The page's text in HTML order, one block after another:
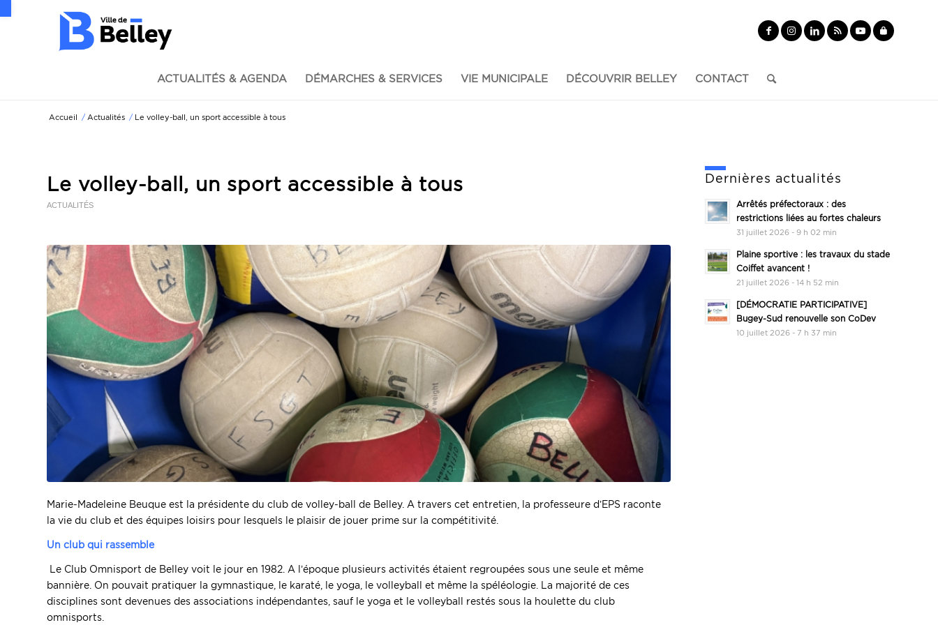
ACTUALITÉS & AGENDA DÉMARCHES & SERVICES VIE MUNICIPALE DÉCOUVRIR BELLEY CONTACT
Accueil / Actualités / Le volley-ball, un sport accessible à tous
Le volley-ball, un sport accessible à tous
ACTUALITÉS
Marie-Madeleine Beuque est la présidente du club de volley-ball de Belley. A travers cet entretien, la professeure d’EPS raconte
la vie du club et des équipes loisirs pour lesquels le plaisir de jouer prime sur la compétitivité.
Un club qui rassemble
Le Club Omnisport de Belley voit le jour en 1982. A l’époque plusieurs activités étaient regroupées sous une seule et même
bannière. On pouvait pratiquer la gymnastique, le karaté, le yoga, le volleyball et même la spéléologie. La majorité de ces
disciplines sont devenues des associations indépendantes, sauf le yoga et le volleyball restés sous la houlette du club
omnisports.
Dernières actualités
Arrêtés préfectoraux : des
restrictions liées au fortes chaleurs
31 juillet 2026 - 9 h 02 min
Plaine sportive : les travaux du stade
Coiffet avancent !
21 juillet 2026 - 14 h 52 min
[DÉMOCRATIE PARTICIPATIVE]
Bugey-Sud renouvelle son CoDev
10 juillet 2026 - 7 h 37 min